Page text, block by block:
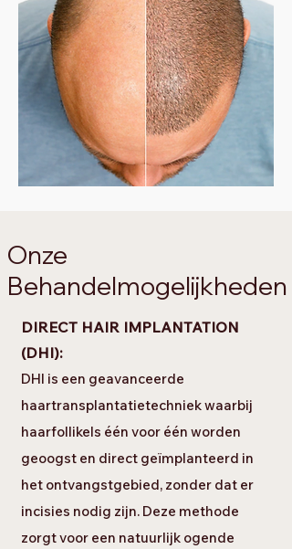
Onze
Behandelmogelijkheden
DIRECT HAIR IMPLANTATION
(DHI):
DHI is een geavanceerde
haartransplantatietechniek waarbij
haarfollikels één voor één worden
geoogst en direct geïmplanteerd in
het ontvangstgebied, zonder dat er
incisies nodig zijn. Deze methode
zorgt voor een natuurlijk ogende